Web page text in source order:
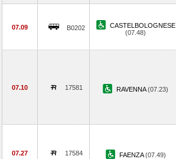
07.09 B0202
CASTELBOLOGNESE
(07.48)
07.10 17581 RAVENNA(07.23)
07.27 17584 FAENZA(07.49)